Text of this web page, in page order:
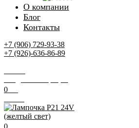
О компании
Блог
Контакты
+7 (906) 729-93-38
+7 (926)-636-86-89
0
0